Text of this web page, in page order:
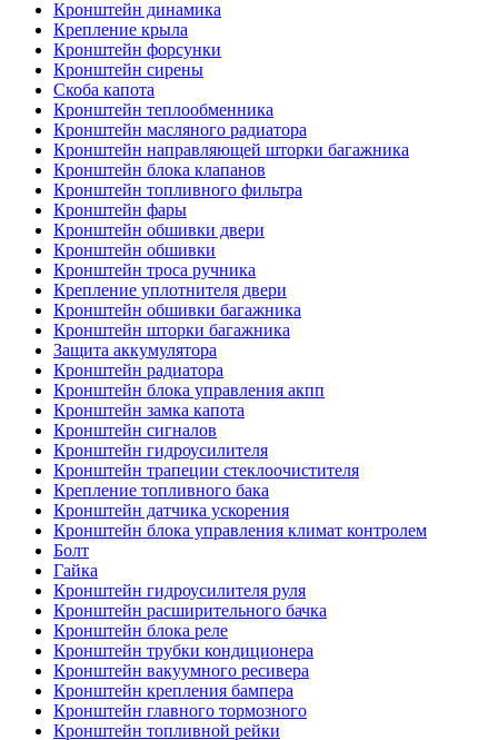
Кронштейн динамика
Крепление крыла
Кронштейн форсунки
Кронштейн сирены
Скоба капота
Кронштейн теплообменника
Кронштейн масляного радиатора
Кронштейн направляющей шторки багажника
Кронштейн блока клапанов
Кронштейн топливного фильтра
Кронштейн фары
Кронштейн обшивки двери
Кронштейн обшивки
Кронштейн троса ручника
Крепление уплотнителя двери
Кронштейн обшивки багажника
Кронштейн шторки багажника
Защита аккумулятора
Кронштейн радиатора
Кронштейн блока управления акпп
Кронштейн замка капота
Кронштейн сигналов
Кронштейн гидроусилителя
Кронштейн трапеции стеклоочистителя
Крепление топливного бака
Кронштейн датчика ускорения
Кронштейн блока управления климат контролем
Болт
Гайка
Кронштейн гидроусилителя руля
Кронштейн расширительного бачка
Кронштейн блока реле
Кронштейн трубки кондиционера
Кронштейн вакуумного ресивера
Кронштейн крепления бампера
Кронштейн главного тормозного
Кронштейн топливной рейки